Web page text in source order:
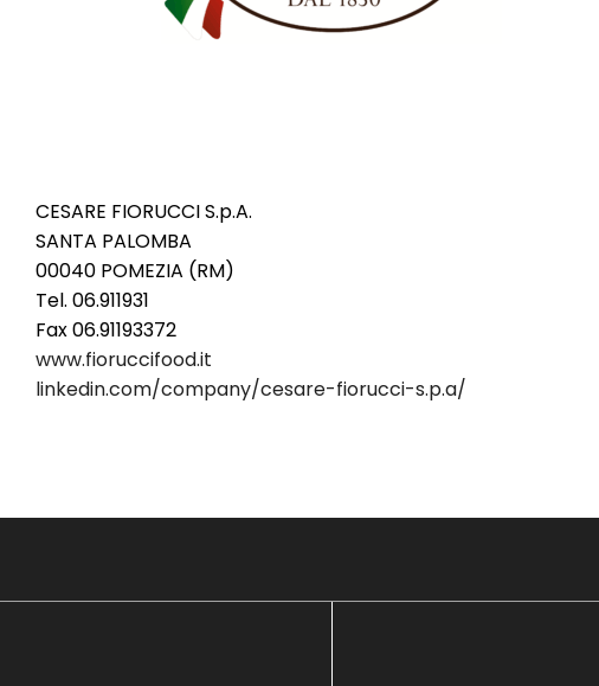
CESARE FIORUCCI S.p.A.
SANTA PALOMBA
00040 POMEZIA (RM)
Tel. 06.911931
Fax 06.91193372
www.fioruccifood.it
linkedin.com/company/cesare-fiorucci-s.p.a/